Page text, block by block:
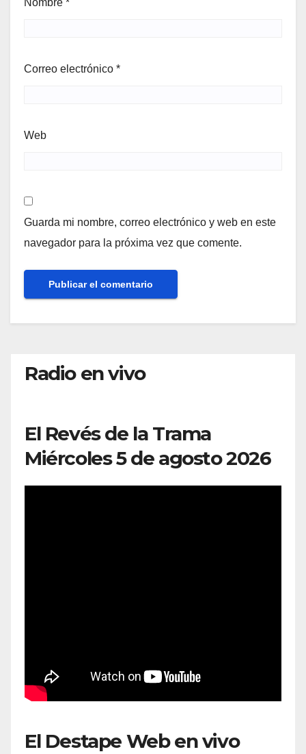
Correo electrónico *
Web
Guarda mi nombre, correo electrónico y web en este
navegador para la próxima vez que comente.
Radio en vivo
El Revés de la Trama
Miércoles 5 de agosto 2026
El Destape Web en vivo